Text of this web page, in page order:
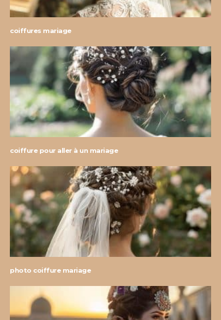
coiffures mariage
coiffure pour aller à un mariage
photo coiffure mariage